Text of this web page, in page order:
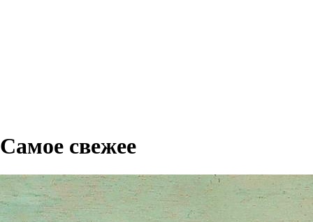
Самое свежее